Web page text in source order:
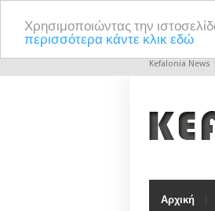
Χρησιμοποιώντας την
περισσότερα κάντε κλικ εδώ
Kefalonia
Αρχική